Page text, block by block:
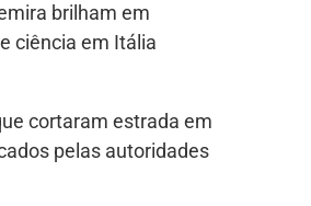
brilham em
ciência em Itália
cortaram estrada em
pelas autoridades